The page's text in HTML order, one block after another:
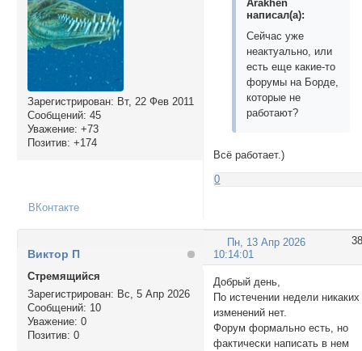
Зарегистрирован: Вт, 22 Фев 2011
Сообщений: 45
Уважение: +73
Позитив: +174
Arakhen
написал(а):
Сейчас уже
неактуально, или
есть еще какие-то
форумы на Борде,
которые не
работают?
Всё работает.)
0
ВКонтакте
38
Пн, 13 Апр 2026
10:14:01
Виктор П
Стремящийся
Зарегистрирован: Вс, 5 Апр 2026
Сообщений: 10
Уважение: 0
Позитив: 0
Добрый день,
По истечении недели никаких
изменений нет.
Форум формально есть, но
фактически написать в нем